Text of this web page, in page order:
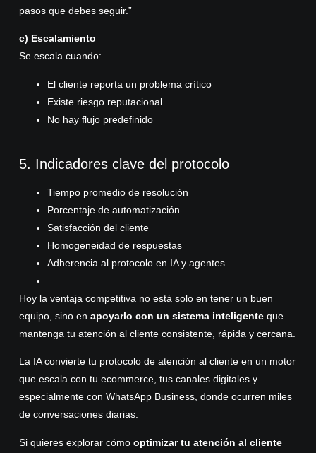
pasos que debes seguir.”
c) Escalamiento
Se escala cuando:
El cliente reporta un problema crítico
Existe riesgo reputacional
No hay flujo predefinido
5. Indicadores clave del protocolo
Tiempo promedio de resolución
Porcentaje de automatización
Satisfacción del cliente
Homogeneidad de respuestas
Adherencia al protocolo en IA y agentes
Hoy la ventaja competitiva no está solo en tener un buen
equipo, sino en apoyarlo con un sistema inteligenteque
mantenga tu atención al cliente consistente, rápida y cercana.
La IA convierte tu protocolo de atención al cliente en un motor
que escala con tu ecommerce, tus canales digitales y
especialmente con WhatsApp Business, donde ocurren miles
de conversaciones diarias.
Si quieres explorar cómo optimizar tu atención al cliente